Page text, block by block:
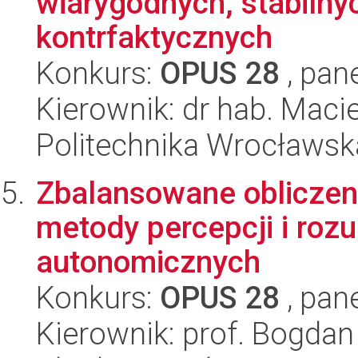
kontrfaktycznych
Konkurs: OPUS 28 ,
Kierownik: dr hab.
Politechnika
Zbalansowane
metody percepcji i
autonomicznych
Konkurs: OPUS 28 ,
Kierownik: prof.